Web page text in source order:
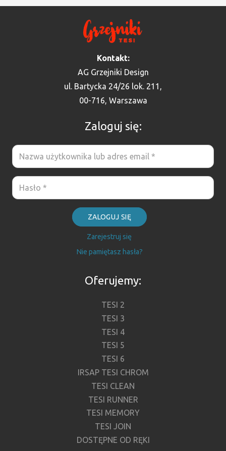
Kontakt:
AG Grzejniki Design
ul. Bartycka 24/26 lok. 211,
00-716, Warszawa
Zaloguj się:
ZALOGUJ SIĘ
Zarejestruj się
Nie pamiętasz hasła?
Oferujemy:
TESI 2
TESI 3
TESI 4
TESI 5
TESI 6
IRSAP TESI CHROM
TESI CLEAN
TESI RUNNER
TESI MEMORY
TESI JOIN
DOSTĘPNE OD RĘKI